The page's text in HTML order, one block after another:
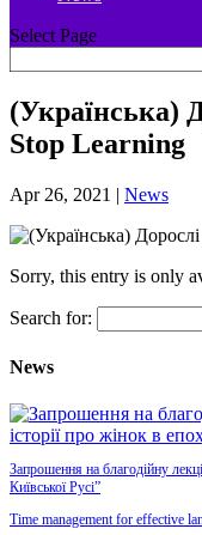
Select Page
(Українська)
Stop Learning
Apr 26, 2021 | News
Sorry, this entry is only
Search for:
News
Запрошення на благодійну
Київської Русі”
Time management for effective